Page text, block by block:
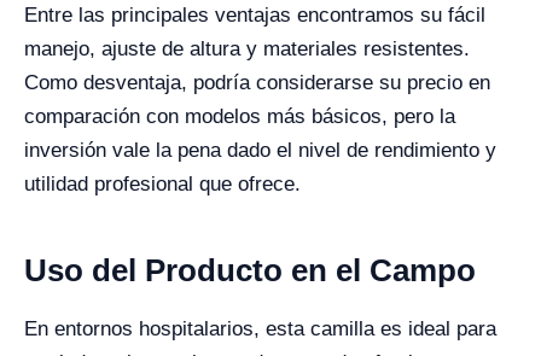
Entre las principales ventajas encontramos su fácil
manejo, ajuste de altura y materiales resistentes.
Como desventaja, podría considerarse su precio en
comparación con modelos más básicos, pero la
inversión vale la pena dado el nivel de rendimiento y
utilidad profesional que ofrece.
Uso del Producto en el Campo
En entornos hospitalarios, esta camilla es ideal para